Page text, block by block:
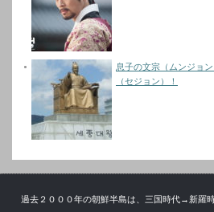
息子の文宗（ムンジョ
（セジョン）！
過去２０００年の朝鮮半島は、三国時代→新羅